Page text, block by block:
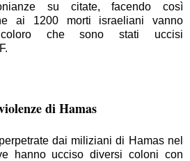
su citate, facendo così
ai 1200 morti israeliani vanno
coloro che sono stati uccisi
di Hamas
dai miliziani di Hamas nel
hanno ucciso diversi coloni con